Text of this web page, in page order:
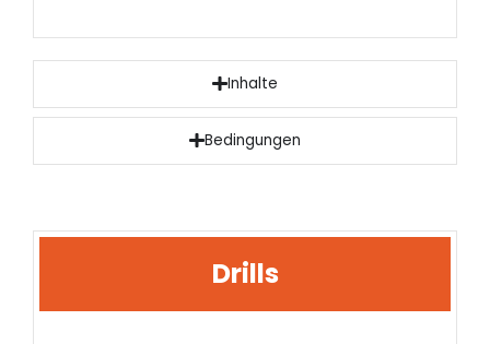
Inhalte
Bedingungen
Drills